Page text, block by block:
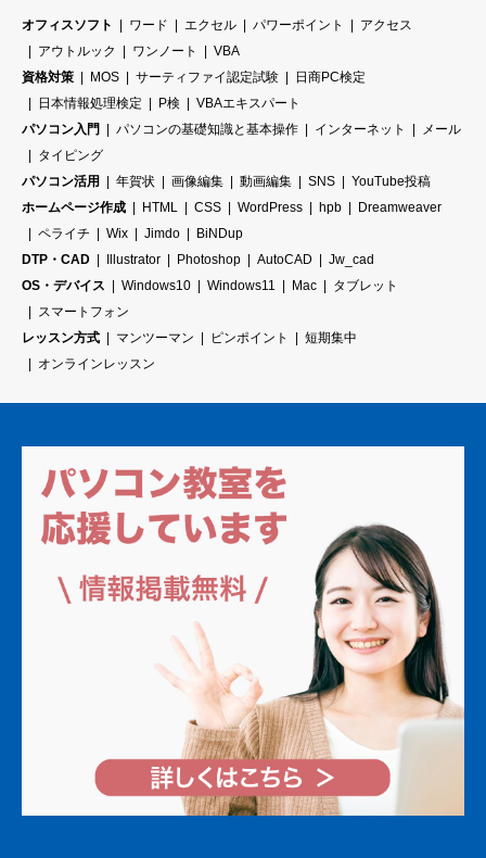
オフィスソフト ワード エクセル パワーポイント
アクセス
アウトルック
ワンノート
VBA
資格対策
MOS サーティファイ認定試験
日商PC検定
日本情報処理検定
P検
VBAエキスパート
パソコン入門
パソコンの基礎知識と基本操作 インターネット
メール
タイピング
パソコン活用
年賀状 画像編集 動画編集 SNS
YouTube投稿
ホームページ作成
HTML CSS WordPress hpb
Dreamweaver
ペライチ
Wix Jimdo
BiNDup
DTP・CAD
Illustrator Photoshop AutoCAD
Jw_cad
OS・デバイス
Windows10 Windows11 Mac
タブレット
スマートフォン
レッスン方式
マンツーマン ピンポイント
短期集中
オンラインレッスン